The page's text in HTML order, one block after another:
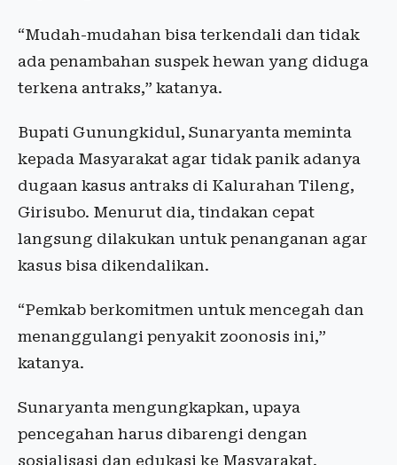
“Mudah-mudahan bisa terkendali dan tidak
ada penambahan suspek hewan yang diduga
terkena antraks,” katanya.
Bupati Gunungkidul, Sunaryanta meminta
kepada Masyarakat agar tidak panik adanya
dugaan kasus antraks di Kalurahan Tileng,
Girisubo. Menurut dia, tindakan cepat
langsung dilakukan untuk penanganan agar
kasus bisa dikendalikan.
“Pemkab berkomitmen untuk mencegah dan
menanggulangi penyakit zoonosis ini,”
katanya.
Sunaryanta mengungkapkan, upaya
pencegahan harus dibarengi dengan
sosialisasi dan edukasi ke Masyarakat.